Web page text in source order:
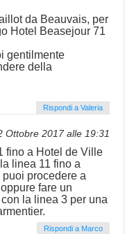
da Beauvais, per
Hotel Beasejour 71
gentilmente
della
Rispondi a Valeria
Ottobre 2017 alle 19:31
fino a Hotel de Ville
linea 11 fino a
procedere a
fare un
la linea 3 per una
Rispondi a Marco